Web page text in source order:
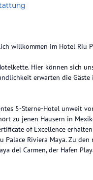
willkommen im Hotel Riu
Hier können sich
erwarten die
5-Sterne-Hotel unweit
zu jenen Häusern in
of Excellence
Riviera Maya. Zu
del Carmen, der Hafen